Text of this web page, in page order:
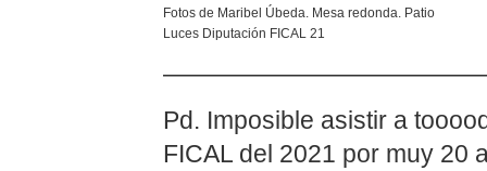
Fotos de Maribel Úbeda. Mesa redonda. Patio
Luces Diputación FICAL 21
Pd. Imposible asistir a
FICAL del 2021 por muy